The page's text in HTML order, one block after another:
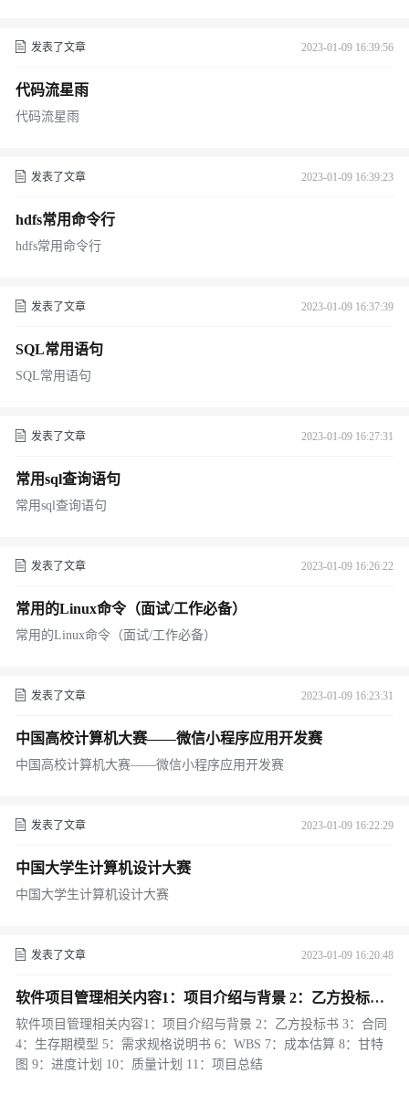
发表了文章 2023-01-09 16:39:56
代码流星雨
代码流星雨
发表了文章 2023-01-09 16:39:23
hdfs常用命令行
hdfs常用命令行
发表了文章 2023-01-09 16:37:39
SQL常用语句
SQL常用语句
发表了文章 2023-01-09 16:27:31
常用sql查询语句
常用sql查询语句
发表了文章 2023-01-09 16:26:22
常用的Linux命令（面试/工作必备）
常用的Linux命令（面试/工作必备）
发表了文章 2023-01-09 16:23:31
中国高校计算机大赛——微信小程序应用开发赛
中国高校计算机大赛——微信小程序应用开发赛
发表了文章 2023-01-09 16:22:29
中国大学生计算机设计大赛
中国大学生计算机设计大赛
发表了文章 2023-01-09 16:20:48
软件项目管理相关内容1：项目介绍与背景 2：乙方投标书
3：合同 4：生存期模型 5：需求规格说明书 6：WBS 7：成
本估算 8：甘特图 9：进度计划 10：质量计划 11：项目总
结
软件项目管理相关内容1：项目介绍与背景 2：乙方投标书 3：合同
4：生存期模型 5：需求规格说明书 6：WBS 7：成本估算 8：甘特
图 9：进度计划 10：质量计划 11：项目总结